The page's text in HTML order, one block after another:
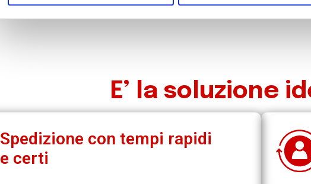
E’ la soluzione
Spedizione con tempi rapidi
e certi